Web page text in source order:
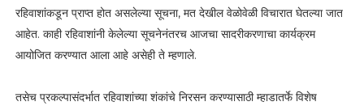
रहिवाशांकडून प्राप्त होत असलेल्या सूचना, मत देखील वेळोवेळी विचारात घेतल्या जात
आहेत. काही रहिवाशांनी केलेल्या सूचनेनंतरच आजचा सादरीकरणाचा कार्यक्रम
आयोजित करण्यात आला आहे असेही ते म्हणाले.
तसेच प्रकल्पासंदर्भात रहिवाशांच्या शंकांचे निरसन करण्यासाठी म्हाडातर्फे विशेष